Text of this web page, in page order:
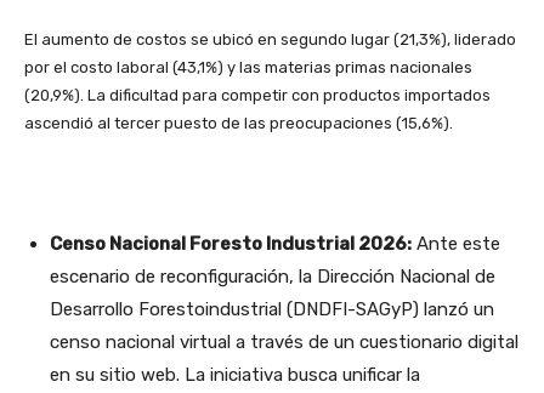
El aumento de costos se ubicó en segundo lugar (21,3%), liderado
por el costo laboral (43,1%) y las materias primas nacionales
(20,9%). La dificultad para competir con productos importados
ascendió al tercer puesto de las preocupaciones (15,6%).
Censo Nacional Foresto Industrial 2026: Ante este
escenario de reconfiguración, la Dirección Nacional de
Desarrollo Forestoindustrial (DNDFI-SAGyP) lanzó un
censo nacional virtual a través de un cuestionario digital
en su sitio web. La iniciativa busca unificar la